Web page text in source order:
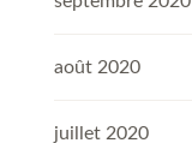
août 2020
juillet 2020